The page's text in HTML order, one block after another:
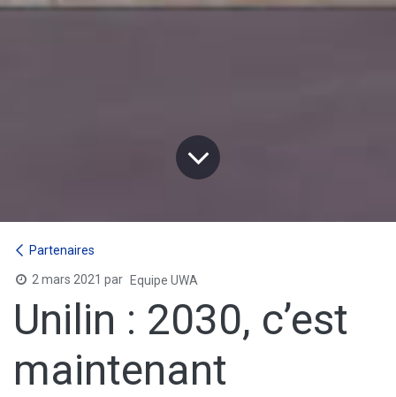
Partenaires
2 mars 2021 par Equipe UWA
Unilin : 2030, c’est
maintenant